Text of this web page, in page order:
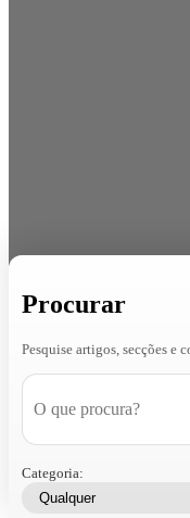
Procurar
Pesquise artigos, secções e
Categoria: